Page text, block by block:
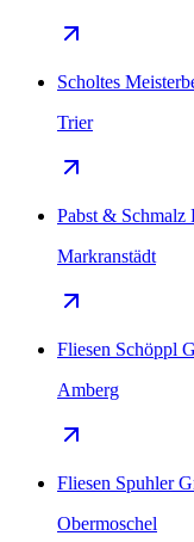
Scholtes
Trier
Pabst & Schmalz
Markranstädt
Fliesen Schöppl
Amberg
Fliesen Spuhler
Obermoschel